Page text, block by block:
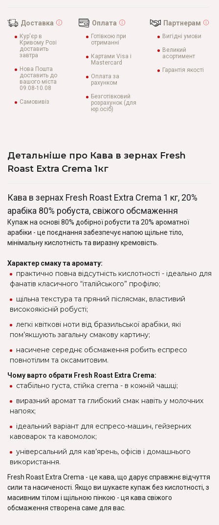
Доставка
Кур'єр в
Кривому Розі
доставить
завтра
Нова Пошта
доставить до
вашого міста
09.08-10.08
Самовивіз
Оплата
Готівкою при
отриманні
Картами Visa і
Mastercard
Оплата за
рахунком
Безготівковий
розрахунок (для
юр.осіб)
Партнерам
Вигідні умови
Великий
асортимент
Гарантія якості
Детальніше про Кава в зернах Fresh
Roast Extra Crema 1кг
Кава в зернах Fresh Roast Extra Crema 1 кг, 20%
арабіка 80% робуста, свіжого обсмаження
Купаж на основі 80% добірної робусти та 20% ароматної
арабіки - це поєднання забезпечує напою щільне тіло,
мінімальну кислотність та виразну кремовість.
Характер смаку та аромату:
практично повна відсутність кислотності - ідеально для
фанатів класичного “італійського” профілю;
щільна текстура та пряний післясмак, властивий
високоякісній робусті;
легкі квіткові ноти від бразильської арабіки, які
пом’якшують загальну смакову картину;
насичене середнє обсмаження робить еспресо
повнотілим та оксамитовим.
Чому варто обрати Fresh Roast Extra Crema:
стабільно густа, стійка crema - в кожній чашці;
виразний аромат та глибокий смак навіть у молочних
напоях;
ідеальний варіант для еспресо-машин, гейзерних
кавоварок та кавомолок;
універсальний для кав’ярень, офісів і домашнього
використання.
Fresh Roast Extra Crema - це кава, що дарує справжнє відчуття
сили та насиченості. Якщо ви шукаєте купаж без кислотності, з
масивним тілом і щільною пінкою - ця кава свіжого
обсмаження створена саме для вас.